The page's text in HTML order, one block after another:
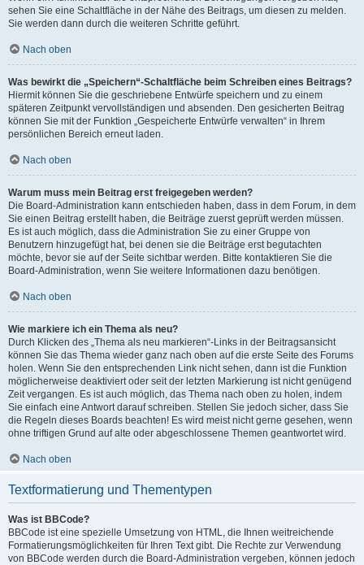
sehen Sie eine Schaltfläche in der Nähe des Beitrags, um diesen zu melden.
Sie werden dann durch die weiteren Schritte geführt.
Nach oben
Was bewirkt die „Speichern“-Schaltfläche beim Schreiben eines Beitrags?
Hiermit können Sie die geschriebene Entwürfe speichern und zu einem
späteren Zeitpunkt vervollständigen und absenden. Den gesicherten Beitrag
können Sie mit der Funktion „Gespeicherte Entwürfe verwalten“ in Ihrem
persönlichen Bereich erneut laden.
Nach oben
Warum muss mein Beitrag erst freigegeben werden?
Die Board-Administration kann entschieden haben, dass in dem Forum, in dem
Sie einen Beitrag erstellt haben, die Beiträge zuerst geprüft werden müssen.
Es ist auch möglich, dass die Administration Sie zu einer Gruppe von
Benutzern hinzugefügt hat, bei denen sie die Beiträge erst begutachten
möchte, bevor sie auf der Seite sichtbar werden. Bitte kontaktieren Sie die
Board-Administration, wenn Sie weitere Informationen dazu benötigen.
Nach oben
Wie markiere ich ein Thema als neu?
Durch Klicken des „Thema als neu markieren“-Links in der Beitragsansicht
können Sie das Thema wieder ganz nach oben auf die erste Seite des Forums
holen. Wenn Sie den entsprechenden Link nicht sehen, dann ist die Funktion
möglicherweise deaktiviert oder seit der letzten Markierung ist nicht genügend
Zeit vergangen. Es ist auch möglich, das Thema nach oben zu holen, indem
Sie einfach eine Antwort darauf schreiben. Stellen Sie jedoch sicher, dass Sie
die Regeln dieses Boards beachten! Es wird meist nicht gerne gesehen, wenn
ohne triftigen Grund auf alte oder abgeschlossene Themen geantwortet wird.
Nach oben
Textformatierung und Thementypen
Was ist BBCode?
BBCode ist eine spezielle Umsetzung von HTML, die Ihnen weitreichende
Formatierungsmöglichkeiten für Ihren Text gibt. Die Rechte zur Verwendung
von BBCode werden durch die Board-Administration vergeben, können jedoch